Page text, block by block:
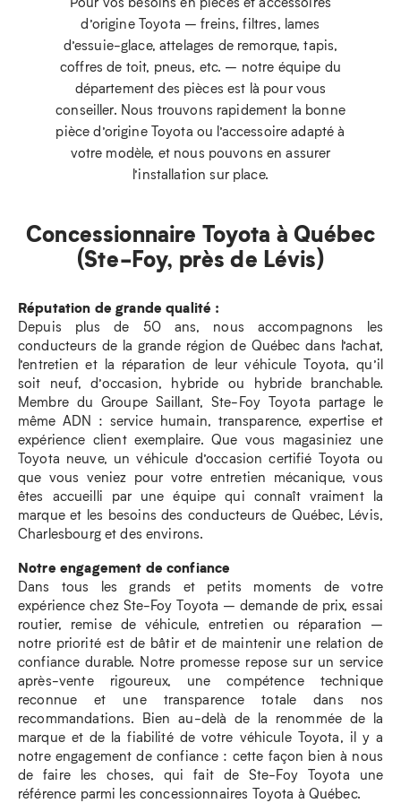
d’origine Toyota – freins, filtres, lames
d’essuie-glace, attelages de remorque, tapis,
coffres de toit, pneus, etc. – notre équipe du
département des pièces est là pour vous
conseiller. Nous trouvons rapidement la bonne
pièce d’origine Toyota ou l’accessoire adapté à
votre modèle, et nous pouvons en assurer
l’installation sur place.
Concessionnaire Toyota à Québec
(Ste-Foy, près de Lévis)
Réputation de grande qualité :
Depuis plus de 50 ans, nous accompagnons les
conducteurs de la grande région de Québec dans l’achat,
l’entretien et la réparation de leur véhicule Toyota, qu’il
soit neuf, d’occasion, hybride ou hybride branchable.
Membre du Groupe Saillant, Ste-Foy Toyota partage le
même ADN : service humain, transparence, expertise et
expérience client exemplaire. Que vous magasiniez une
Toyota neuve, un véhicule d’occasion certifié Toyota ou
que vous veniez pour votre entretien mécanique, vous
êtes accueilli par une équipe qui connaît vraiment la
marque et les besoins des conducteurs de Québec, Lévis,
Charlesbourg et des environs.
Notre engagement de confiance
Dans tous les grands et petits moments de votre
expérience chez Ste-Foy Toyota – demande de prix, essai
routier, remise de véhicule, entretien ou réparation –
notre priorité est de bâtir et de maintenir une relation de
confiance durable. Notre promesse repose sur un service
après-vente rigoureux, une compétence technique
reconnue et une transparence totale dans nos
recommandations. Bien au-delà de la renommée de la
marque et de la fiabilité de votre véhicule Toyota, il y a
notre engagement de confiance : cette façon bien à nous
de faire les choses, qui fait de Ste-Foy Toyota une
référence parmi les concessionnaires Toyota à Québec.